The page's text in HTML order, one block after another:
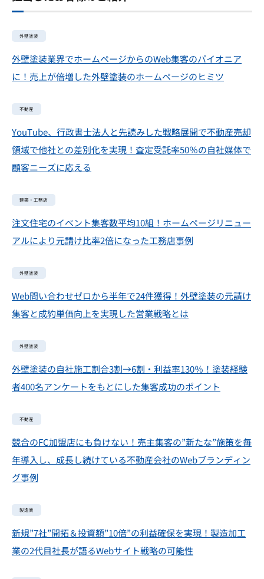
外壁塗装
外壁塗装業界でホームページからのWeb集客のパイオニア
に！売上が倍増した外壁塗装のホームページのヒミツ
不動産
YouTube、行政書士法人と先読みした戦略展開で不動産売却
領域で他社との差別化を実現！査定受託率50％の自社媒体で
顧客ニーズに応える
建築・工務店
注文住宅のイベント集客数平均10組！ホームページリニュー
アルにより元請け比率2倍になった工務店事例
外壁塗装
Web問い合わせゼロから半年で24件獲得！外壁塗装の元請け
集客と成約単価向上を実現した営業戦略とは
外壁塗装
外壁塗装の自社施工割合3割→6割・利益率130％！塗装経験
者400名アンケートをもとにした集客成功のポイント
不動産
競合のFC加盟店にも負けない！売主集客の”新たな”施策を毎
年導入し、成長し続けている不動産会社のWebブランディン
グ事例
製造業
新規”7社”開拓＆投資額”10倍”の利益確保を実現！製造加工
業の2代目社長が語るWebサイト戦略の可能性